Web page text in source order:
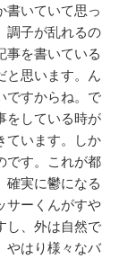
書いていて思っ
調子が乱れるの
事を書いている
と思います。ん
ですからね。で
をしている時が
ています。しか
です。これが都
確実に鬱になる
サーくんがすや
し、外は自然で
やはり様々なバ